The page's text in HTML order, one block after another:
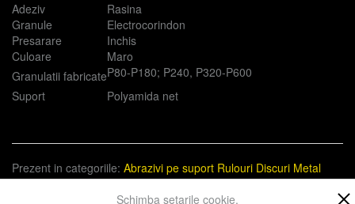
Adeziv
Rasina
Granule
Electrocorindon
Presarare
Inchis
Culoare
Maro
Granulatii fabricateP80-P180; P240, P320-P600
Suport
Polyamida net
Prezent in categoriile: Abrazivi pe suport Rulouri Discuri Metal
Constructii
Schimba setarile cookie.